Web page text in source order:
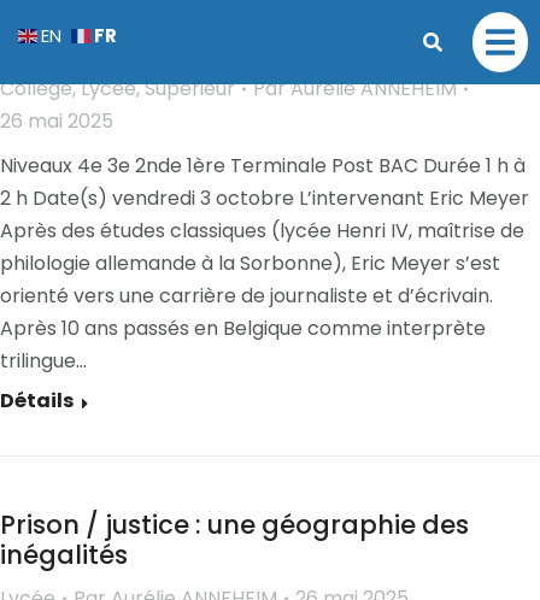
et/ou monstre ?
Collège,Lycée,Supérieur ParAurélie ANNEHEIM
26 mai 2025
Niveaux 4e 3e 2nde 1ère Terminale Post BAC Durée 1 h à
2 h Date(s) vendredi 3 octobre L’intervenant Eric Meyer
Après des études classiques (lycée Henri IV, maîtrise de
philologie allemande à la Sorbonne), Eric Meyer s’est
orienté vers une carrière de journaliste et d’écrivain.
Après 10 ans passés en Belgique comme interprète
trilingue…
Détails
Prison / justice : une géographie des
inégalités
EN FR